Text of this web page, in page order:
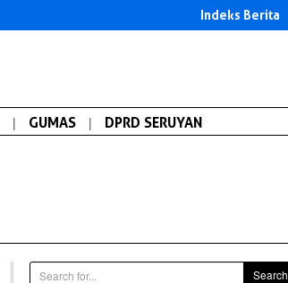
Indeks Berita
| GUMAS | DPRD SERUYAN
Search